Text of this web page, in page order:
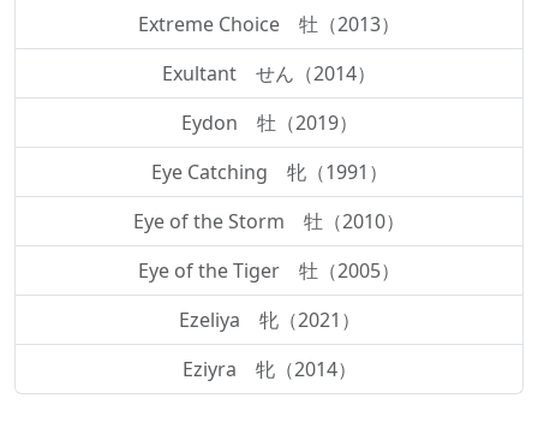
Extreme Choice 牡（2013）
Exultant せん（2014）
Eydon 牡（2019）
Eye Catching 牝（1991）
Eye of the Storm 牡（2010）
Eye of the Tiger 牡（2005）
Ezeliya 牝（2021）
Eziyra 牝（2014）